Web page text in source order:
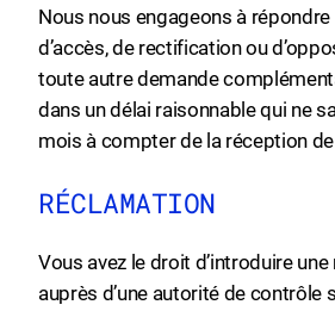
Nous nous engageons à
d’accès, de rectification ou
toute autre demande
dans un délai raisonnable qui ne
mois à compter de la réception
RÉCLAMATION
Vous avez le droit d’introduire
auprès d’une autorité de contrôle